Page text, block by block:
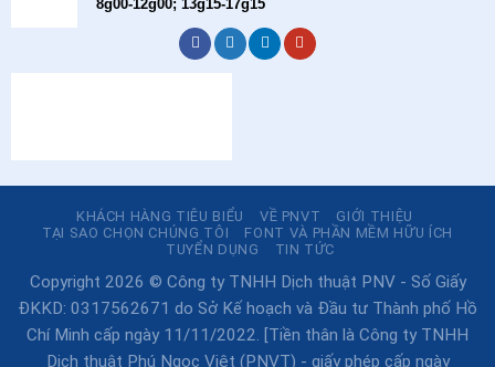
8g00-12g00; 13g15-17g15
KHÁCH HÀNG TIÊU BIỂU VỀ PNVT
GIỚI THIỆU
TẠI SAO CHỌN CHÚNG TÔI
FONT VÀ PHẦN MỀM HỮU ÍCH
TUYỂN DỤNG
TIN TỨC
Copyright 2026 © Công ty TNHH Dịch thuật PNV - Số Giấy
ĐKKD: 0317562671 do Sở Kế hoạch và Đầu tư Thành phố Hồ
Chí Minh cấp ngày 11/11/2022. [Tiền thân là Công ty TNHH
Dịch thuật Phú Ngọc Việt (PNVT) - giấy phép cấp ngày